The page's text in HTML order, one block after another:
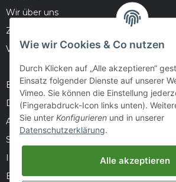
Wir über uns
Zahlungsmöglichkeiten
Versandinformationen
Barrierefreiheitserklärung
Datenschutz
AGB
Sitemap
Impressum
Batteriegesetzhinweise
Wie wir Cookies & Co nutzen
Durch Klicken auf „Alle akzeptieren“
Einsatz folgender Dienste auf unserer
Vimeo. Sie können die Einstellung
(Fingerabdruck-Icon links unten).
Sie unter Konfigurieren und in unserer
Datenschutzerklärung.
Alle akzeptieren